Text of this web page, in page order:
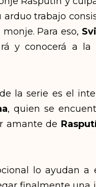
trabajo
Para eso,
y conocerá a
la serie es el
, quien se
amante de
lo ayudan a